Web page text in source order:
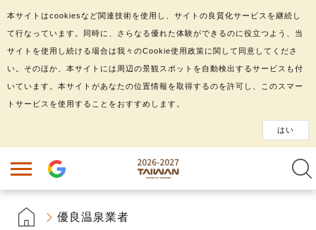
優良温泉業者
本サイトはcookiesなど関連技術を使用し、サイトの良質化サービスを継続し
て行なっています。同時に、さらなる優れた体験ができるのに役立つよう、当
サイトを使用し続ける場合は我々のCookie使用政策に関して同意してくださ
い。そのほか、本サイトには周辺の景観スポットを自動検出するサービスも付
いています。本サイトがあなたの位置情報を取得するのを許可し、このスマー
トサービスを使用することをおすすめします。
はい